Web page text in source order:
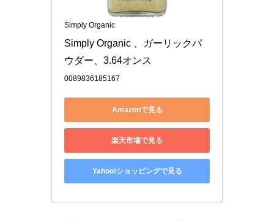
Simply Organic
Simply Organic 、ガーリックパ
ウダー、3.64オンス
0089836185167
Amazonで見る
楽天市場で見る
Yahoo!ショッピングで見る